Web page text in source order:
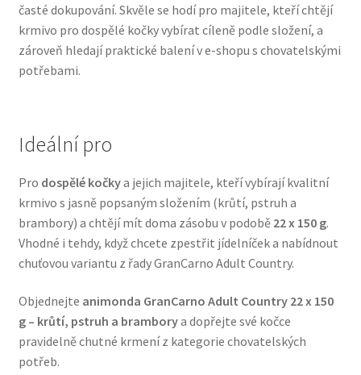
Vodítka a obojky
Wolf of Wilderness
časté dokupování. Skvěle se hodí pro majitele, kteří chtějí
krmivo pro dospělé kočky vybírat cíleně podle složení, a
zároveň hledají praktické balení v e-shopu s chovatelskými
potřebami.
Ideální pro
Pro dospělé kočkya jejich majitele, kteří vybírají kvalitní
krmivo s jasně popsaným složením (krůtí, pstruh a
brambory) a chtějí mít doma zásobu v podobě 22 x 150 g.
Vhodné i tehdy, když chcete zpestřit jídelníček a nabídnout
chuťovou variantu z řady GranCarno Adult Country.
Objednejte animonda GranCarno Adult Country 22 x 150
g – krůtí, pstruh a bramborya dopřejte své kočce
pravidelně chutné krmení z kategorie chovatelských
potřeb.